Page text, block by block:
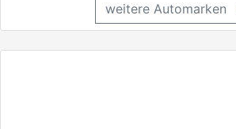
weitere Automarken